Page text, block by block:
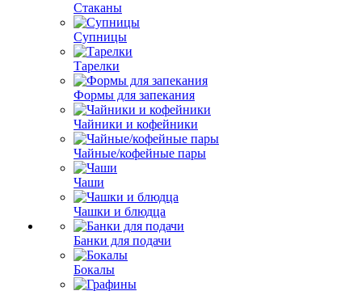
Стаканы
Супницы
Тарелки
Формы для запекания
Чайники и кофейники
Чайные/кофейные пары
Чаши
Чашки и блюдца
Банки для подачи
Бокалы